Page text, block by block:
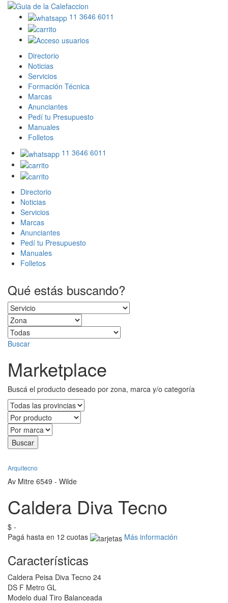
11 3646 6011
Directorio
Noticias
Servicios
Formación Técnica
Marcas
Anunciantes
Pedí tu Presupuesto
Manuales
Folletos
11 3646 6011
Directorio
Noticias
Servicios
Marcas
Anunciantes
Pedí tu Presupuesto
Manuales
Folletos
Qué estás buscando?
Buscar
Marketplace
Buscá el producto deseado por zona, marca y/o categoría
Buscar
Arquitecno
Av Mitre 6549 - Wilde
Caldera Diva Tecno
$ -
Pagá hasta en 12 cuotas
Más información
Características
Caldera Peisa Diva Tecno 24
DS F Metro GL
Modelo dual Tiro Balanceada